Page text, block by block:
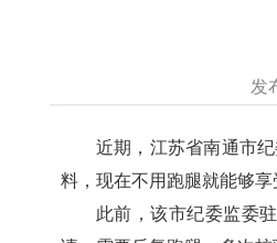
发
近期，江苏省南通市
料，现在不用跑腿就能够
此前，该市纪委监委